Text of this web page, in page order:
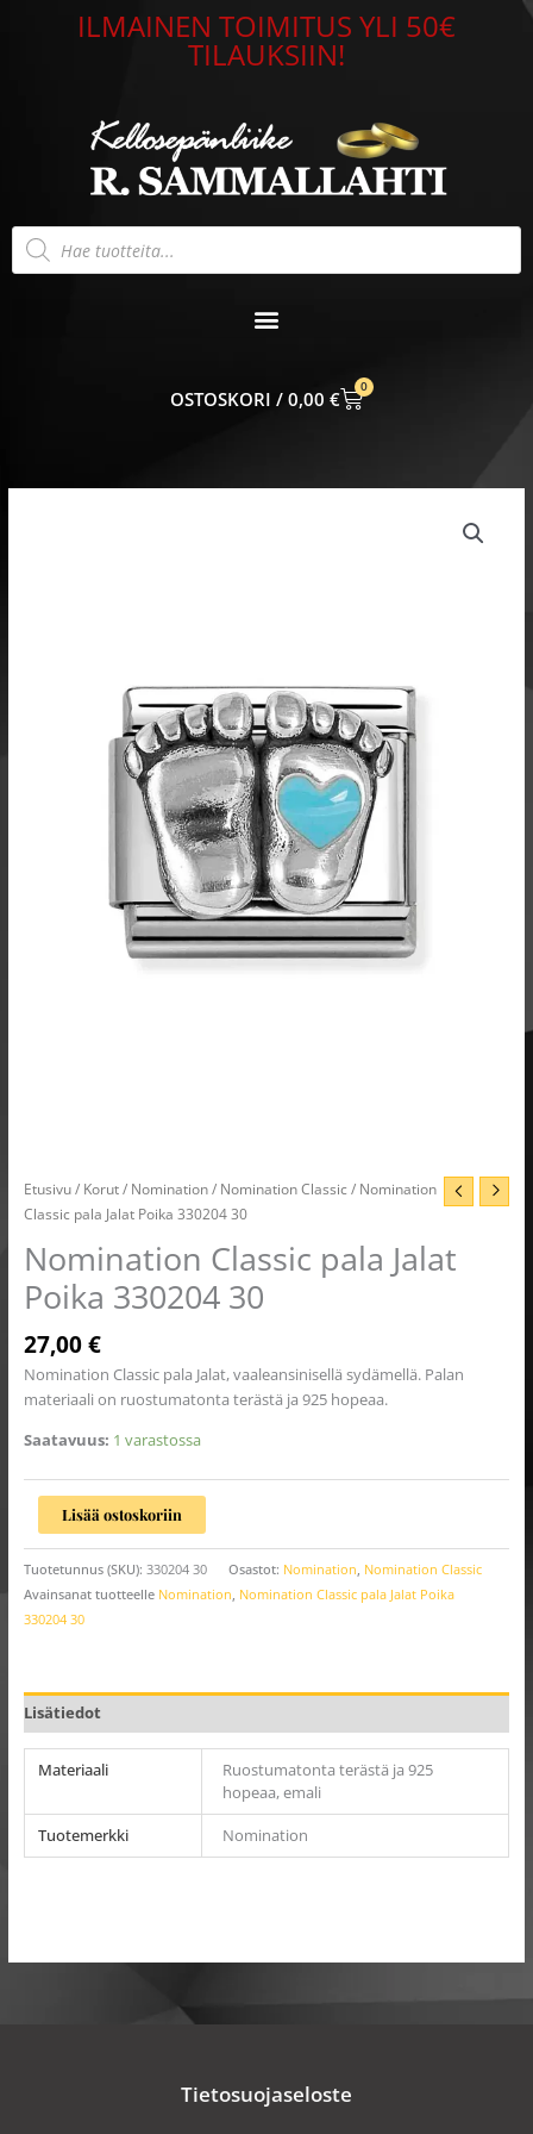
ILMAINEN TOIMITUS YLI 50€
TILAUKSIIN!
Products
search
0,00 €
0
CART
Etusivu/ Korut/ Nomination/ Nomination Classic/ Nomination
Classic pala Jalat Poika 330204 30
Nomination Classic pala Jalat
Poika 330204 30
27,00€
Nomination Classic pala Jalat, vaaleansinisellä sydämellä. Palan
materiaali on ruostumatonta terästä ja 925 hopeaa.
Saatavuus: 1 varastossa
Lisää ostoskoriin
Tuotetunnus (SKU): 330204 30 Osastot: Nomination, Nomination Classic
Avainsanat tuotteelle Nomination, Nomination Classic pala Jalat Poika
330204 30
Lisätiedot
Materiaali
Ruostumatonta terästä ja 925
hopeaa, emali
Tuotemerkki
Nomination
Tietosuojaseloste